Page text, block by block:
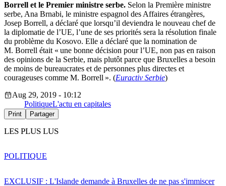
Borrell et le Premier ministre serbe. Selon la Première ministre
serbe, Ana Brnabi, le ministre espagnol des Affaires étrangères,
Josep Borrell, a déclaré que lorsqu’il deviendra le nouveau chef de
la diplomatie de l’UE, l’une de ses priorités sera la résolution finale
du problème du Kosovo. Elle a déclaré que la nomination de
M. Borrell était « une bonne décision pour l’UE, non pas en raison
des opinions de la Serbie, mais plutôt parce que Bruxelles a besoin
de moins de bureaucrates et de personnes plus directes et
courageuses comme M. Borrell ». (Euractiv Serbie)
Aug 29, 2019 - 10:12
PolitiqueL'actu en capitales
Print Partager
LES PLUS LUS
EXCLUSIF : L'Islande demande à Bruxelles de ne pas s'immiscer
POLITIQUE